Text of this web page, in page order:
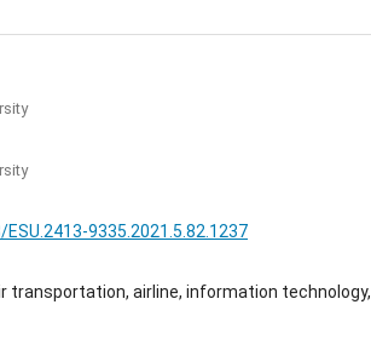
9335.2021.5.82.1237
transportation, airline, information technology,